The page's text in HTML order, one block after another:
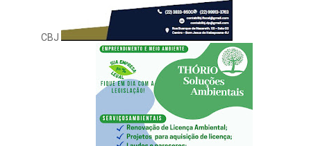
CBJ